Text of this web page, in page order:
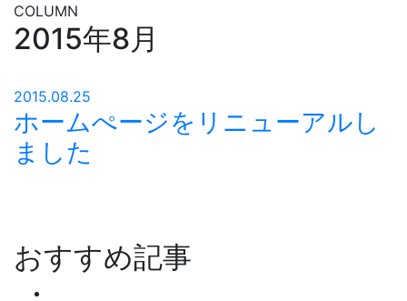
COLUMN
2015年8月
2015.08.25
ホームぺージをリニューアルし
ました
おすすめ記事